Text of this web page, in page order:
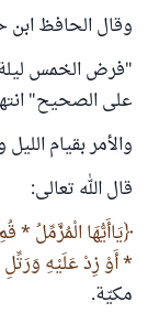
وقال الحافظ ابن
"فرض الخمس ليلة
على الصحيح" انتهى.
والأمر بقيام
قال الله تعالى:
يَاأَيُّهَا الْمُزَّمِّلُ *
* أَوْ زِدْ عَلَيْهِ وَرَتِّلِ
مكيّة.